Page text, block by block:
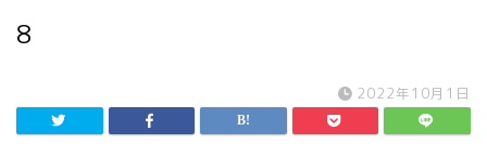
8
2022年10月1日